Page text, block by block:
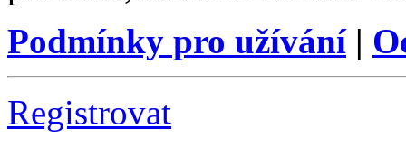
Podmínky pro užívání|
Registrovat